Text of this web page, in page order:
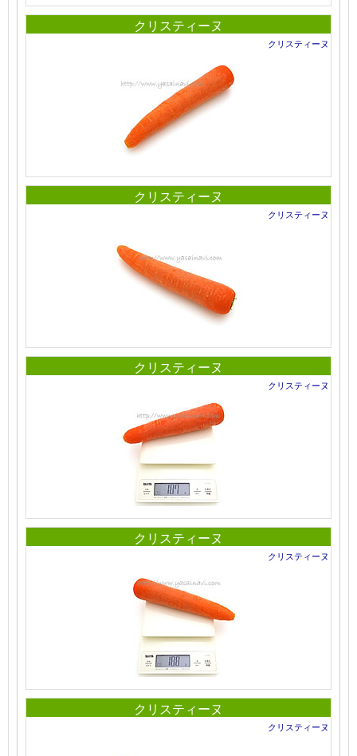
クリスティーヌ
クリスティーヌ
クリスティーヌ
クリスティーヌ
クリスティーヌ
クリスティーヌ
クリスティーヌ
クリスティーヌ
クリスティーヌ
クリスティーヌ